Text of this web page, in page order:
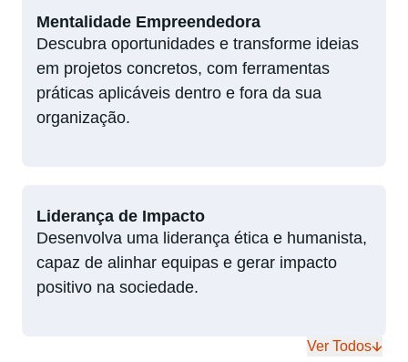
Mentalidade Empreendedora
Descubra oportunidades e transforme ideias
em projetos concretos, com ferramentas
práticas aplicáveis dentro e fora da sua
organização.
Liderança de Impacto
Desenvolva uma liderança ética e humanista,
capaz de alinhar equipas e gerar impacto
positivo na sociedade.
Ver Todos